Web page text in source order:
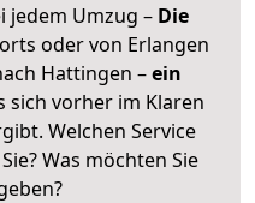
jedem Umzug – Die
oder von Erlangen
Hattingen –ein
sich vorher im Klaren
Welchen Service
Was möchten Sie